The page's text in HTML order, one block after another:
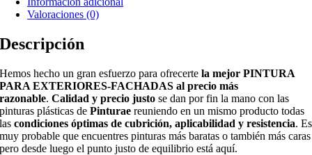
Valoraciones (0)
Descripción
Hemos hecho un gran esfuerzo para ofrecertela mejor PINTURA
PARA EXTERIORES-FACHADAS al precio más
razonable. Calidad y precio justo se dan por fin la mano con las
pinturas plásticas dePinturae reuniendo en un mismo producto todas
lascondiciones óptimas de cubrición, aplicabilidad y resistencia. Es
muy probable que encuentres pinturas más baratas o también más caras
pero desde luego el punto justo de equilibrio está aquí.